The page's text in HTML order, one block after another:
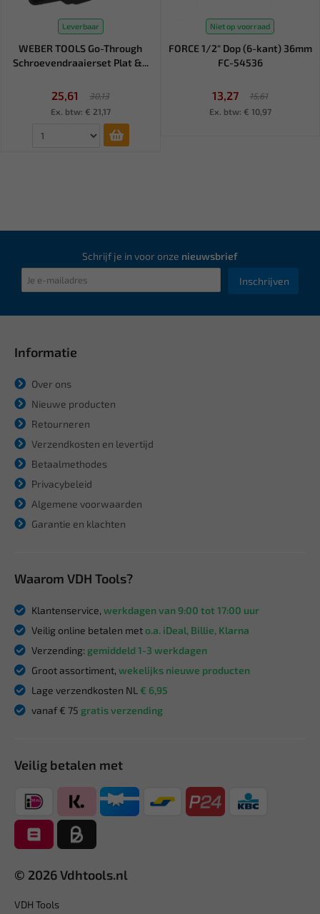
Leverbaar
WEBER TOOLS Go-Through
Schroevendraaierset Plat &...
25,61
30,13
Ex. btw: € 21,17
Niet op voorraad
FORCE 1/2" Dop (6-kant) 36mm
FC-54536
13,27
15,61
Ex. btw: € 10,97
Schrijf je in voor onze nieuwsbrief
Inschrijven
Informatie
Over ons
Nieuwe producten
Retourneren
Verzendkosten en levertijd
Betaalmethodes
Privacybeleid
Algemene voorwaarden
Garantie en klachten
Waarom VDH Tools?
Klantenservice, werkdagen van 9:00 tot 17:00 uur
Veilig online betalen meto.a. iDeal, Billie, Klarna
Verzending: gemiddeld 1-3 werkdagen
Groot assortiment, wekelijks nieuwe producten
Lage verzendkosten NL € 6,95
vanaf € 75 gratis verzending
Veilig betalen met
© 2026 Vdhtools.nl
VDH Tools